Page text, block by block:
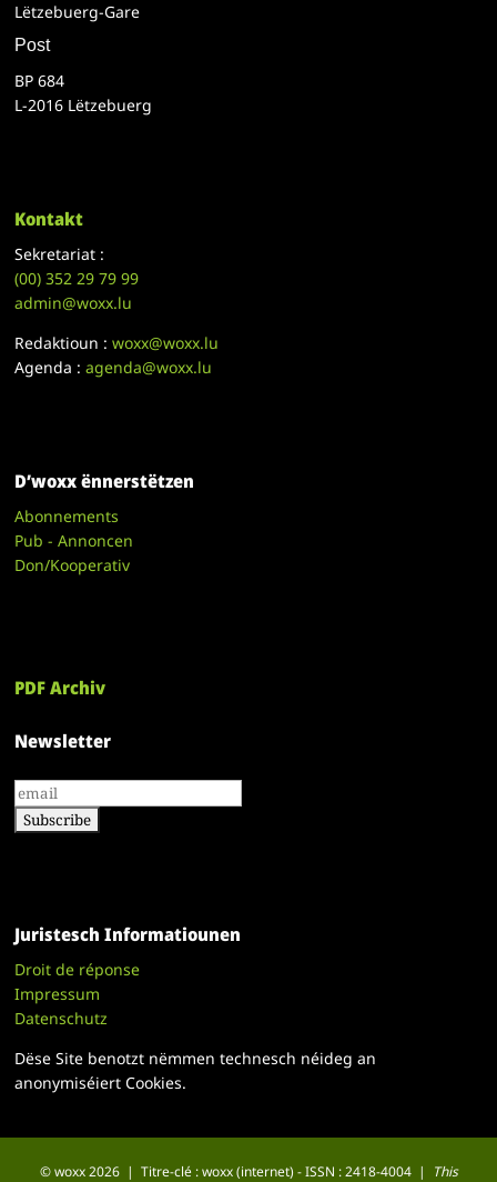
Lëtzebuerg-Gare
Post
BP 684
L-2016 Lëtzebuerg
Kontakt
Sekretariat :
(00)352 29 79 99
admin@woxx.lu
Redaktioun :woxx@woxx.lu
Agenda :agenda@woxx.lu
D’woxx ënnerstëtzen
Abonnements
Pub - Annoncen
Don/Kooperativ
PDF Archiv
Newsletter
Juristesch Informatiounen
Droit de réponse
Impressum
Datenschutz
Dëse Site benotzt nëmmen technesch néideg an
anonymiséiert Cookies.
© woxx 2026 | Titre-clé : woxx (internet) - ISSN : 2418-4004 | This